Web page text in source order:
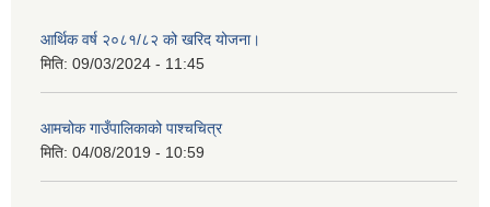
आर्थिक वर्ष २०८१/८२ को खरिद योजना।
मिति: 09/03/2024 - 11:45
आमचोक गाउँपालिकाको पाश्चचित्र
मिति: 04/08/2019 - 10:59